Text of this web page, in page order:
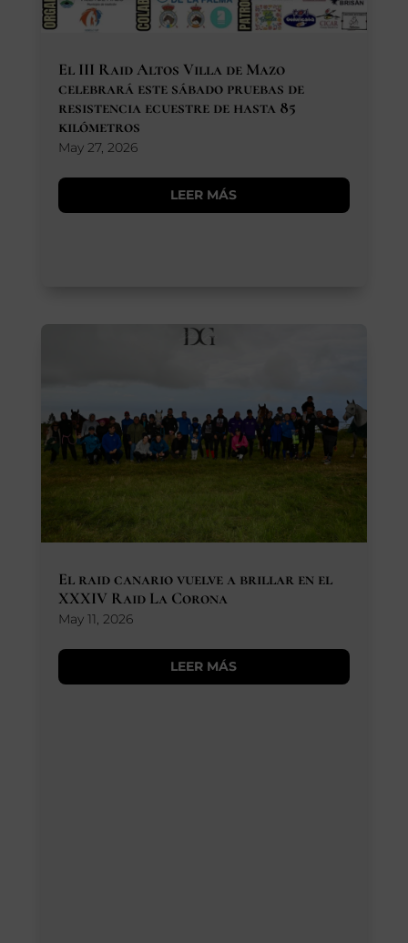
El III Raid Altos Villa de Mazo
celebrará este sábado pruebas de
resistencia ecuestre de hasta 85
kilómetros
May 27, 2026
LEER MÁS
El raid canario vuelve a brillar en el
XXXIV Raid La Corona
May 11, 2026
LEER MÁS